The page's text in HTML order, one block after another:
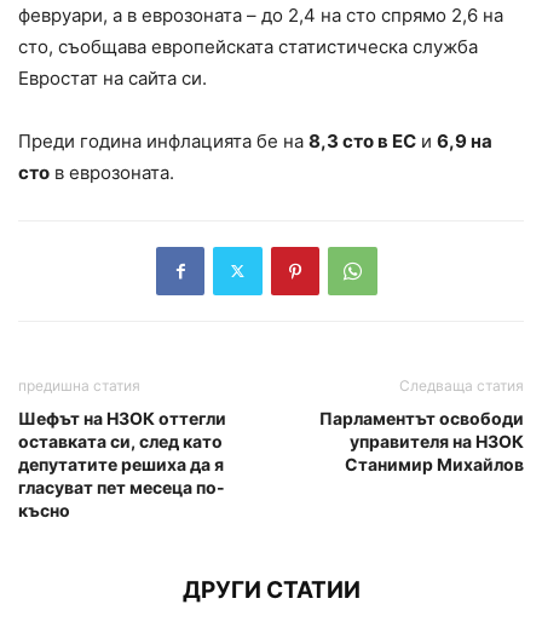
февруари, а в еврозоната – до 2,4 на сто спрямо 2,6 на
сто, съобщава европейската статистическа служба
Евростат на сайта си.
Преди година инфлацията бе на 8,3 сто в ЕС и 6,9 на
сто в еврозоната.
предишна статия
Шефът на НЗОК оттегли
оставката си, след като
депутатите решиха да я
гласуват пет месеца по-
късно
Следваща статия
Парламентът освободи
управителя на НЗОК
Станимир Михайлов
ДРУГИ СТАТИИ